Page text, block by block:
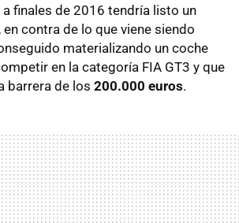
finales de 2016 tendría listo un
contra de lo que viene siendo
materializando un coche
en la categoría FIA GT3 y que
barrera de los 200.000 euros.